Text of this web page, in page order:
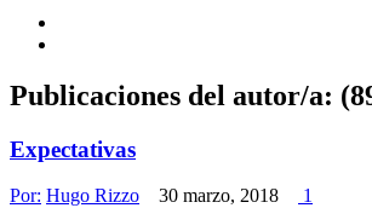
Publicaciones del autor/a:
Expectativas
Por: Hugo Rizzo 30 marzo, 2018
1